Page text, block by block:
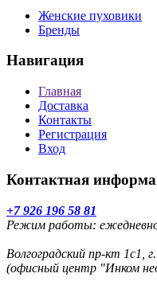
Женские пуховики
Бренды
Навигация
Главная
Доставка
Контакты
Регистрация
Вход
Контактная
+7 926 196 58 81
Режим работы:
Волгоградский пр-кт 1с1,
(офисный центр "Инком